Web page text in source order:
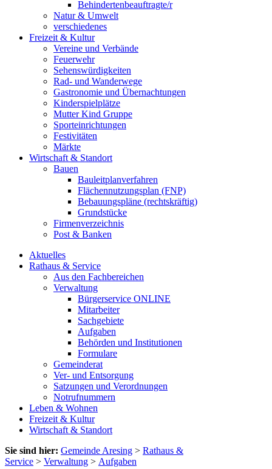
Behindertenbeauftragte/r
Natur & Umwelt
verschiedenes
Freizeit & Kultur
Vereine und Verbände
Feuerwehr
Sehenswürdigkeiten
Rad- und Wanderwege
Gastronomie und Übernachtungen
Kinderspielplätze
Mutter Kind Gruppe
Sporteinrichtungen
Festivitäten
Märkte
Wirtschaft & Standort
Bauen
Bauleitplanverfahren
Flächennutzungsplan (FNP)
Bebauungspläne (rechtskräftig)
Grundstücke
Firmenverzeichnis
Post & Banken
Aktuelles
Rathaus & Service
Aus den Fachbereichen
Verwaltung
Bürgerservice ONLINE
Mitarbeiter
Sachgebiete
Aufgaben
Behörden und Institutionen
Formulare
Gemeinderat
Ver- und Entsorgung
Satzungen und Verordnungen
Notrufnummern
Leben & Wohnen
Freizeit & Kultur
Wirtschaft & Standort
Sie sind hier: Gemeinde Aresing > Rathaus &
Service > Verwaltung > Aufgaben